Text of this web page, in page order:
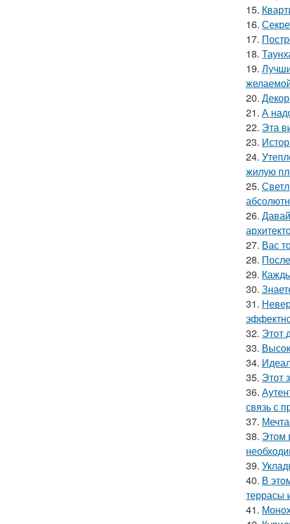
15.
16.
17.
18.
19.
20.
21. А
22. Эта
23.
24.
жилую
25.
26.
27. Вас
28.
29.
30.
31.
32. Этот
33.
34.
35. Этот
36.
связь с
37.
38. Этом
39.
40. В
террасы
41.